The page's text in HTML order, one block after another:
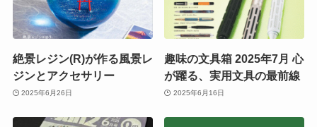
絶景レジン(R)が作る風景レ
ジンとアクセサリー
2025年6月26日
趣味の文具箱 2025年7月 心
が躍る、実用文具の最前線
2025年6月16日